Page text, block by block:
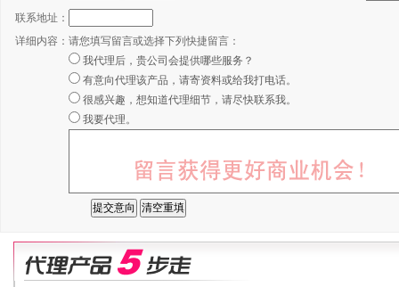
联系地址：
详细内容： 请您填写留言或选择下列快捷留言：
我代理后，贵公司会提供哪些服务？
有意向代理该产品，请寄资料或给我打电话。
很感兴趣，想知道代理细节，请尽快联系我。
我要代理。